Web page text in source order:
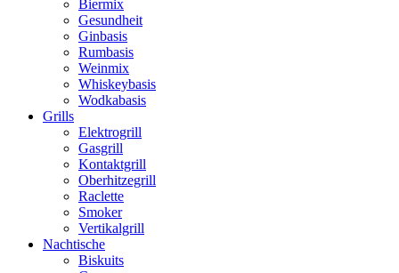
Biermix
Gesundheit
Ginbasis
Rumbasis
Weinmix
Whiskeybasis
Wodkabasis
Grills
Elektrogrill
Gasgrill
Kontaktgrill
Oberhitzegrill
Raclette
Smoker
Vertikalgrill
Nachtische
Biskuits